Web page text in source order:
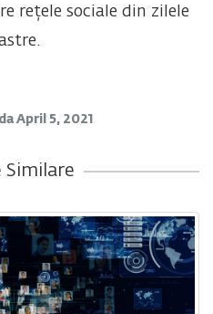
rețele sociale din zilele
April 5, 2021